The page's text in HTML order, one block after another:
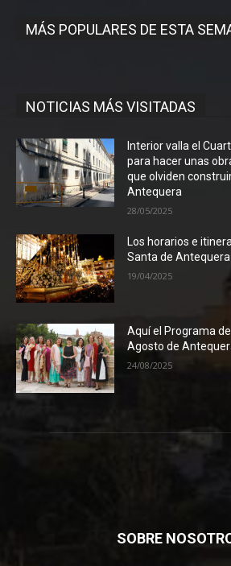
MÁS POPULARES DE ESTA
NOTICIAS MÁS VISITADAS
Interior valla el
para hacer unas
que olviden
Antequera
28/05/2025
Los horarios e
Santa de
19/04/2025
Aquí el Programa
Agosto de
24/08/2025
SOBRE